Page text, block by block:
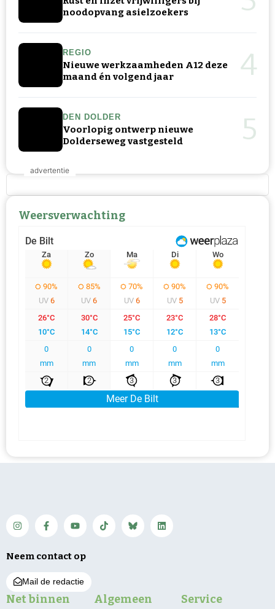
noodopvang asielzoekers
REGIO
Nieuwe werkzaamheden A12 deze
maand én volgend jaar
4
DEN DOLDER
Voorlopig ontwerp nieuwe
Dolderseweg vastgesteld
5
Weersverwachting
Neem contact op
Mail de redactie
Net binnen Algemeen Service